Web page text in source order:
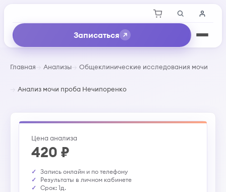
Записаться
Главная Анализы Общеклинические исследования мочи
Анализ мочи проба Нечипоренко
Цена анализа
420 ₽
Запись онлайн и по телефону
Результаты в личном кабинете
Срок: 1д.